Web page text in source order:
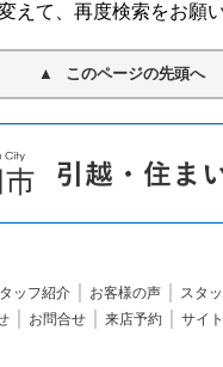
えて、再度検索をお願
このページの先頭へ
ッフ紹介 お客様の声
スタ
お問合せ 来店予約 サイ